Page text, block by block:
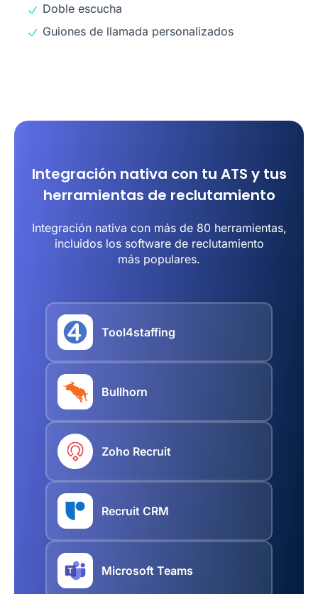
Doble escucha
Guiones de llamada personalizados
Integración nativa con tu ATS y tus
herramientas de reclutamiento
Integración nativa con más de 80 herramientas,
incluidos los software de reclutamiento
más populares.
Tool4staffing
Bullhorn
Zoho Recruit
Recruit CRM
Microsoft Teams